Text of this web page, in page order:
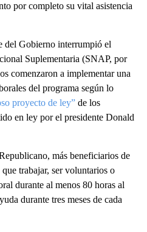
por completo su vital asistencia
del Gobierno interrumpió el
Suplementaria (SNAP, por
comenzaron a implementar una
del programa según lo
proyecto de ley” de los
en ley por el presidente Donald
más beneficiarios de
trabajar, ser voluntarios o
durante al menos 80 horas al
durante tres meses de cada